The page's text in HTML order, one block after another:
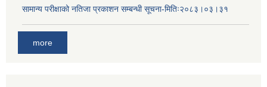
सामान्य परीक्षाको नतिजा प्रकाशन सम्बन्धी सूचना-मितिः२०८३।०३।३१
more